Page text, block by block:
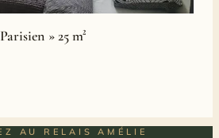
» 25 m²
AU RELAIS AMÉLIE